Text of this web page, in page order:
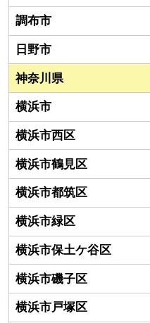
調布市
日野市
神奈川県
横浜市
横浜市西区
横浜市鶴見区
横浜市都筑区
横浜市緑区
横浜市保土ケ谷区
横浜市磯子区
横浜市戸塚区